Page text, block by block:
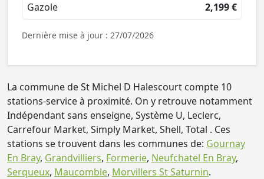
Gazole 2,199 €
Dernière mise à jour : 27/07/2026
La commune de St Michel D Halescourt compte 10
stations-service à proximité. On y retrouve notamment
Indépendant sans enseigne, Système U, Leclerc,
Carrefour Market, Simply Market, Shell, Total . Ces
stations se trouvent dans les communes de: Gournay
En Bray, Grandvilliers, Formerie, Neufchatel En Bray,
Serqueux, Maucomble, Morvillers St Saturnin.